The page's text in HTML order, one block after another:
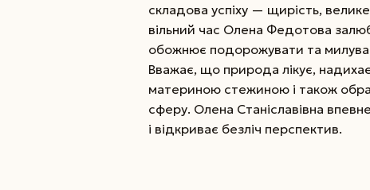
складова успіху — щирість,
вільний час Олена Федотова
обожнює подорожувати та
Вважає, що природа лікує,
материною стежиною і також
сферу. Олена Станіславівна
і відкриває безліч перспектив.